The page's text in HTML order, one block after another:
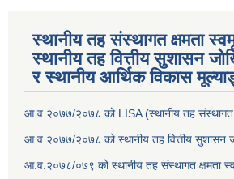
स्थानीय तह संस्थागत क्षमता
स्थानीय तह वित्तीय सुशासन
र स्थानीय आर्थिक विकास
आ.व.२०७७/२०७८ को LISA (स्थानीय तह संस्थागत
आ.व.२०७७/२०७८ को स्थानीय तह वित्तीय सुशासन
आ.व.२०७८/०७९ को स्थानीय तह संस्थागत क्षमता